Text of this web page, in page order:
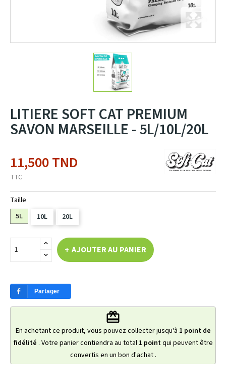
LITIERE SOFT CAT PREMIUM
SAVON MARSEILLE - 5L/10L/20L
11,500 TND
TTC
Taille
5L
10L 20L
AJOUTER AU PANIER
Partager
redeem
En achetant ce produit, vous pouvez collecter jusqu'à 1 point de
fidélité . Votre panier contiendra au total 1 pointqui peuvent être
convertis en un bon d'achat .